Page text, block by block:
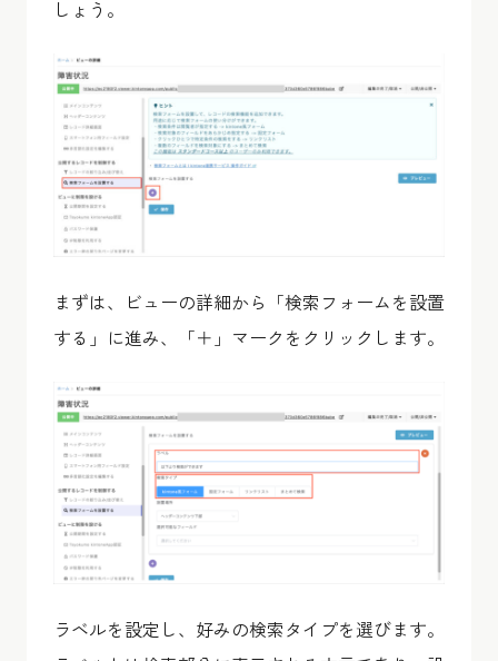
しょう。
まずは、ビューの詳細から「検索フォームを設置
する」に進み、「＋」マークをクリックします。
ラベルを設定し、好みの検索タイプを選びます。